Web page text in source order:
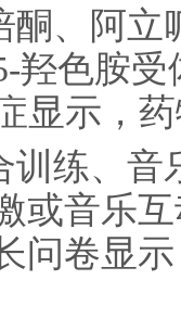
酮、阿
羟色胺
显示，
训练、
或音乐
问卷显